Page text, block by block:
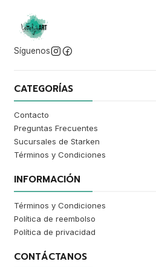
Síguenos
CATEGORÍAS
Contacto
Preguntas Frecuentes
Sucursales de Starken
Términos y Condiciones
INFORMACIÓN
Términos y Condiciones
Política de reembolso
Política de privacidad
CONTÁCTANOS